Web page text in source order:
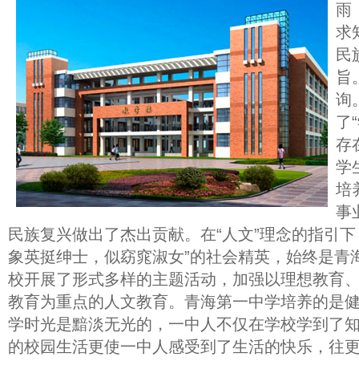
雨
求
民
旨
询
了
存
学
培
事
民族复兴做出了杰出贡献。在“人文”理念的指引
象英挺绅士，似窈窕淑女”的社会精英，始终是
校开展了形式多样的主题活动，加强以理想教育
教育为重点的人文教育。青海第一中学培养的是
学时光是黯淡无光的，一中人不仅在学校学到了
的校园生活更使一中人感受到了生活的快乐，往